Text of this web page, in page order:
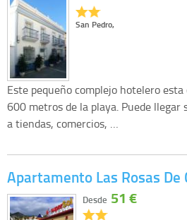
San Pedro,
Este pequeño complejo hotelero
600 metros de la playa. Puede llegar
a tiendas, comercios, …
Apartamento Las Rosas De
Desde 51 €